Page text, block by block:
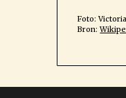
Foto:
Bron: